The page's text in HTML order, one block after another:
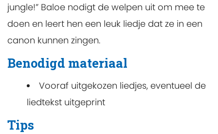
jungle!” Baloe nodigt de welpen uit om mee te
doen en leert hen een leuk liedje dat ze in een
canon kunnen zingen.
Benodigd materiaal
Vooraf uitgekozen liedjes, eventueel de
liedtekst uitgeprint
Tips